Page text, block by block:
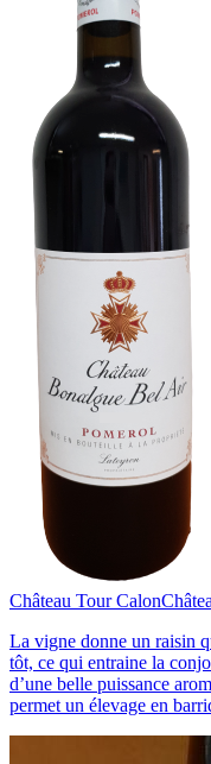
Château Tour Calon
La vigne donne un raisin
tôt, ce qui entraine la
d’une belle puissance
permet un élevage en